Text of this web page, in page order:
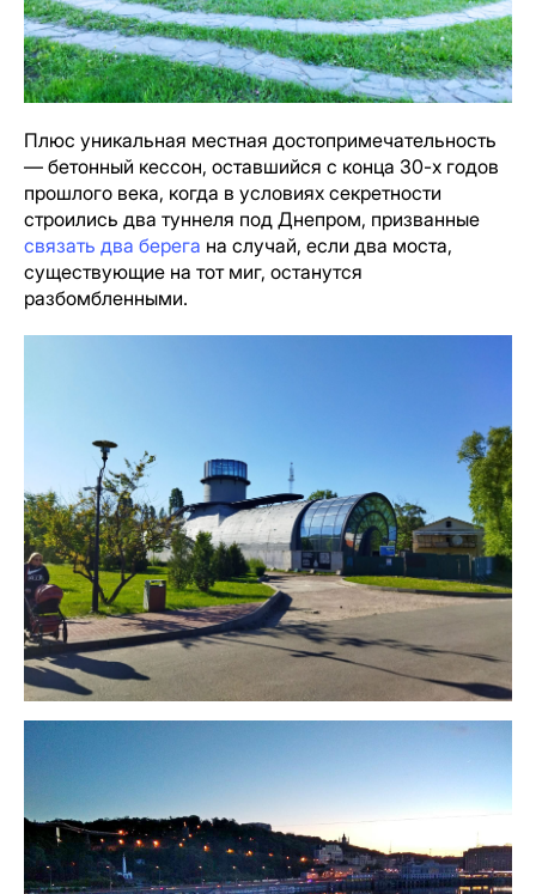
Плюс уникальная местная достопримечательность
— бетонный кессон, оставшийся с конца 30-х годов
прошлого века, когда в условиях секретности
строились два туннеля под Днепром, призванные
связать два берега на случай, если два моста,
существующие на тот миг, останутся
разбомбленными.